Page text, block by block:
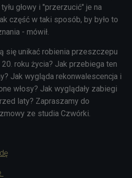
głowy i "przerzucić" je na
część w taki sposób, by było to
- mówił.
się unikać robienia przeszczepu
roku życia? Jak przebiega ten
Jak wygląda rekonwalescencja i
włosy? Jak wyglądały zabiegi
laty? Zapraszamy do
ze studia Czwórki.